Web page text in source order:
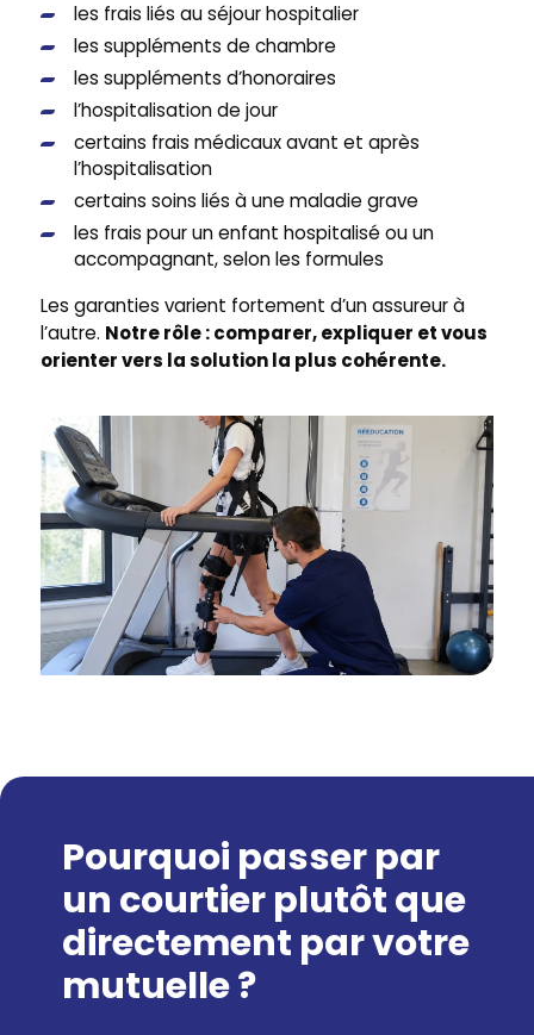
les frais liés au séjour hospitalier
les suppléments de chambre
les suppléments d’honoraires
l’hospitalisation de jour
certains frais médicaux avant et après
l’hospitalisation
certains soins liés à une maladie grave
les frais pour un enfant hospitalisé ou un
accompagnant, selon les formules
Les garanties varient fortement d’un assureur à
l’autre. Notre rôle : comparer, expliquer et vous
orienter vers la solution la plus cohérente.
Pourquoi passer par
un courtier plutôt que
directement par votre
mutuelle ?